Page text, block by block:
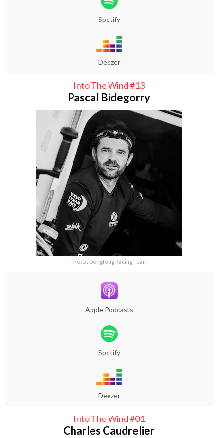
Spotify
Deezer
Into The Wind #13
Pascal Bidegorry
Photo : Dongfeng Racing Team
Apple Podcasts
Spotify
Deezer
Into The Wind #01
Charles Caudrelier